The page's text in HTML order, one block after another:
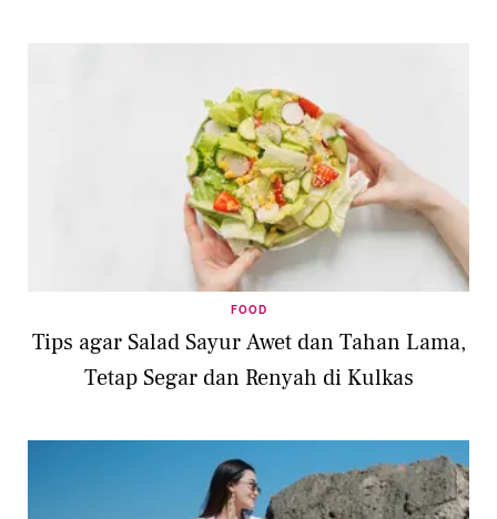
FOOD
Tips agar Salad Sayur Awet dan Tahan Lama,
Tetap Segar dan Renyah di Kulkas